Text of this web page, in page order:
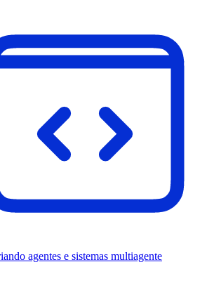
agentes e sistemas multiagente